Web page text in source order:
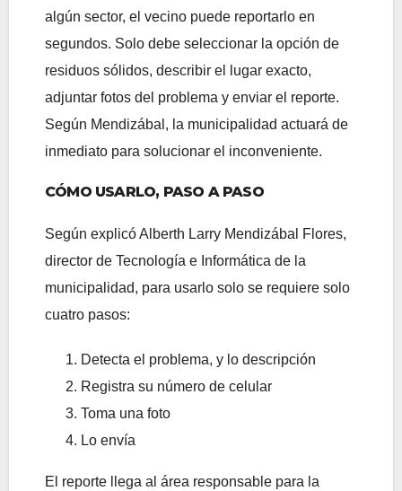
algún sector, el vecino puede reportarlo en
segundos. Solo debe seleccionar la opción de
residuos sólidos, describir el lugar exacto,
adjuntar fotos del problema y enviar el reporte.
Según Mendizábal, la municipalidad actuará de
inmediato para solucionar el inconveniente.
CÓMO USARLO, PASO A PASO
Según explicó Alberth Larry Mendizábal Flores,
director de Tecnología e Informática de la
municipalidad, para usarlo solo se requiere solo
cuatro pasos:
Detecta el problema, y lo descripción
Registra su número de celular
Toma una foto
Lo envía
El reporte llega al área responsable para la